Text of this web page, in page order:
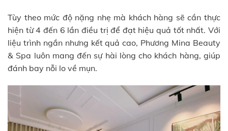
Tùy theo mức độ nặng nhẹ mà khách hàng sẽ cần thực
hiện từ 4 đến 6 lần điều trị để đạt hiệu quả tốt nhất. Với
liệu trình ngắn nhưng kết quả cao, Phương Mina Beauty
& Spa luôn mang đến sự hài lòng cho khách hàng, giúp
đánh bay nỗi lo về mụn.